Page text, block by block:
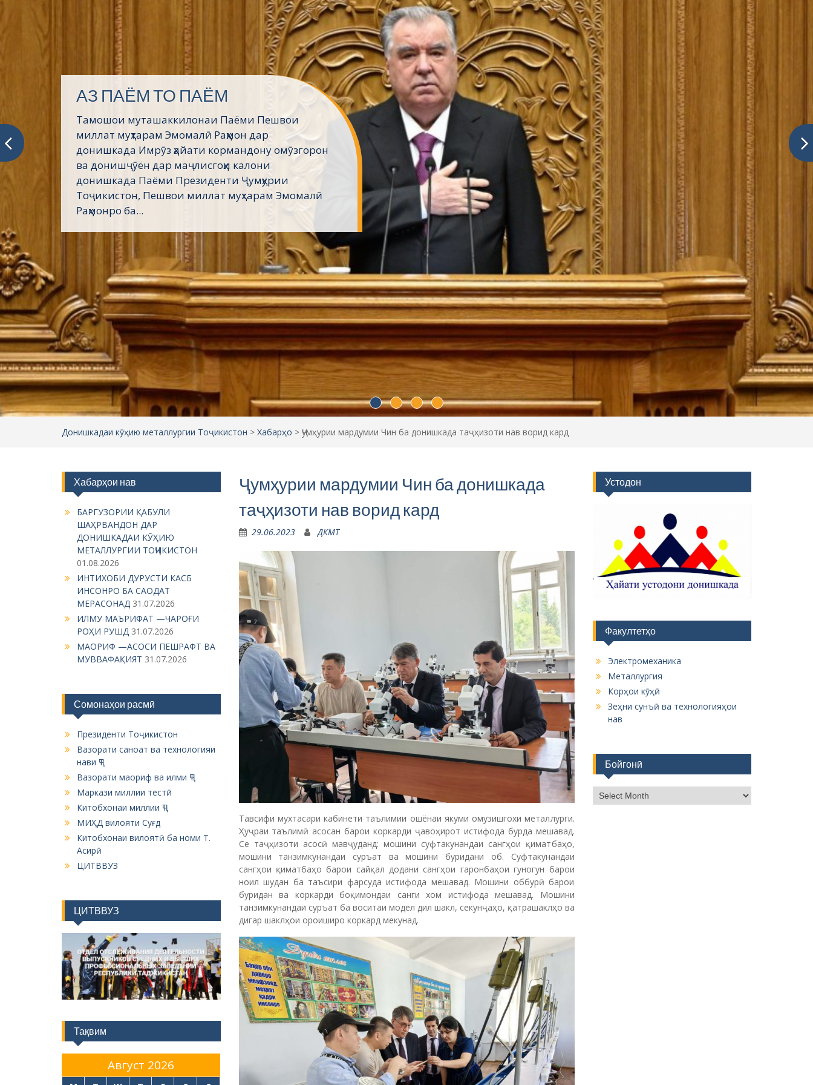
АЗ ПАЁМ ТО ПАЁМ
Тамошои муташаккилонаи Паёми Пешвои
миллат муҳтарам Эмомалӣ Раҳмон дар
донишкада Имрӯз ҳайати кормандону омӯзгорон
ва донишҷӯён дар маҷлисгоҳи калони
донишкада Паёми Президенти Ҷумҳурии
Тоҷикистон, Пешвои миллат муҳтарам Эмомалӣ
Раҳмонро ба...
Донишкадаи кӯҳию металлургии Тоҷикистон > Хабарҳо > Ҷумҳурии мардумии Чин ба донишкада таҷҳизоти нав ворид кард
Ҷумҳурии мардумии Чин ба донишкада
таҷҳизоти нав ворид кард
29.06.2023 ДКМТ
Тавсифи мухтасари кабинети таълимии ошёнаи якуми омузишгохи металлурги.
Ҳуҷраи таълимӣ асосан барои коркарди ҷавоҳирот истифода бурда мешавад.
Се таҷҳизоти асосӣ мавҷуданд: мошини суфтакунандаи сангҳои қиматбаҳо,
мошини танзимкунандаи суръат ва мошини буридани об. Суфтакунандаи
сангҳои қиматбаҳо барои сайқал додани сангҳои гаронбаҳои гуногун барои
ноил шудан ба таъсири фарсуда истифода мешавад. Мошини оббурӣ барои
буридан ва коркарди боқимондаи санги хом истифода мешавад. Мошини
танзимкунандаи суръат ба воситаи модел дил шакл, секунҷаҳо, қатрашаклҳо ва
дигар шаклҳои ороиширо коркард мекунад.
Хабарҳои нав
БАРГУЗОРИИ ҚАБУЛИ
ШАҲРВАНДОН ДАР
ДОНИШКАДАИ КӮҲИЮ
МЕТАЛЛУРГИИ ТОҶИКИСТОН
01.08.2026
ИНТИХОБИ ДУРУСТИ КАСБ
ИНСОНРО БА САОДАТ
МЕРАСОНАД 31.07.2026
ИЛМУ МАЪРИФАТ —ЧАРОҒИ
РОҲИ РУШД 31.07.2026
МАОРИФ —АСОСИ ПЕШРАФТ ВА
МУВВАФАҚИЯТ 31.07.2026
Сомонаҳои расмӣ
Президенти Тоҷикистон
Вазорати саноат ва технологияи
нави ҶТ
Вазорати маориф ва илми ҶТ
Маркази миллии тестӣ
Китобхонаи миллии ҶТ
МИҲД вилояти Суғд
Китобхонаи вилоятӣ ба номи Т.
Асирӣ
ЦИТВВУЗ
ЦИТВВУЗ
Тақвим
Август 2026
Устодон
Факултетҳо
Электромеханика
Металлургия
Корҳои кӯҳӣ
Зеҳни сунъӣ ва технологияҳои
нав
Бойгонӣ
о